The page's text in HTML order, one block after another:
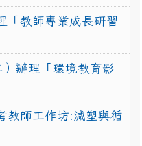
「教師專業成長研習
辦理「環境教育影
教師工作坊:減塑與循